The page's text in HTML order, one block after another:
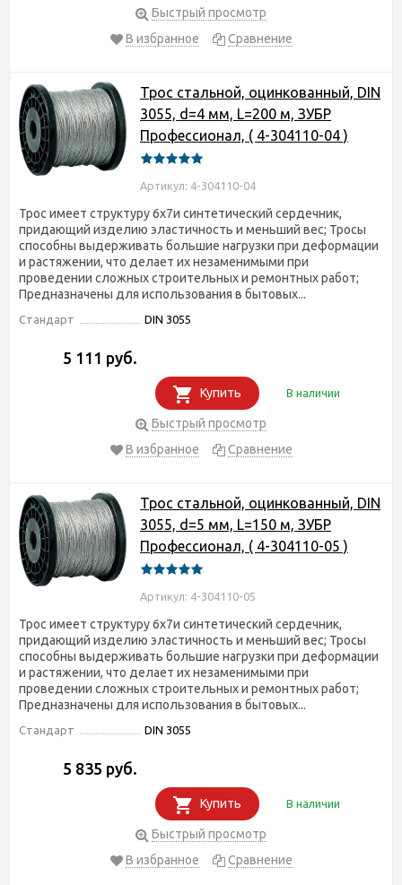
Быстрый просмотр
В избранное
Сравнение
Трос стальной, оцинкованный, DIN
3055, d=4 мм, L=200 м, ЗУБР
Профессионал, ( 4-304110-04 )
Артикул: 4-304110-04
Трос имеет структуру 6х7и синтетический сердечник,
придающий изделию эластичность и меньший вес; Тросы
способны выдерживать большие нагрузки при деформации
и растяжении, что делает их незаменимыми при
проведении сложных строительных и ремонтных работ;
Предназначены для использования в бытовых...
Стандарт DIN 3055
5 111 руб.
Купить В наличии
Быстрый просмотр
В избранное
Сравнение
Трос стальной, оцинкованный, DIN
3055, d=5 мм, L=150 м, ЗУБР
Профессионал, ( 4-304110-05 )
Артикул: 4-304110-05
Трос имеет структуру 6х7и синтетический сердечник,
придающий изделию эластичность и меньший вес; Тросы
способны выдерживать большие нагрузки при деформации
и растяжении, что делает их незаменимыми при
проведении сложных строительных и ремонтных работ;
Предназначены для использования в бытовых...
Стандарт DIN 3055
5 835 руб.
Купить В наличии
Быстрый просмотр
В избранное
Сравнение